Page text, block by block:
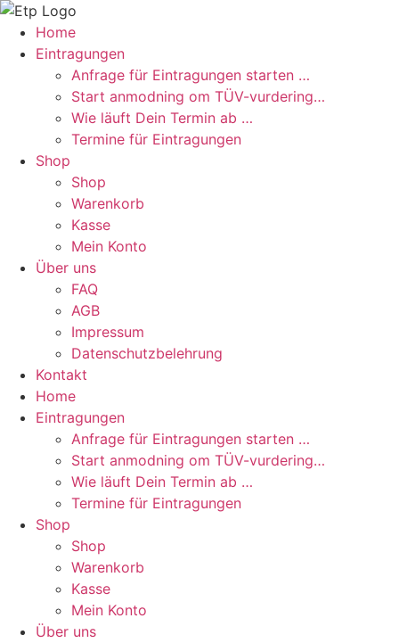
Zum
Inhalt
springen
Home
Eintragungen
Anfrage für Eintragungen starten …
Start anmodning om TÜV-vurdering…
Wie läuft Dein Termin ab …
Termine für Eintragungen
Shop
Shop
Warenkorb
Kasse
Mein Konto
Über uns
FAQ
AGB
Impressum
Datenschutzbelehrung
Kontakt
Home
Eintragungen
Anfrage für Eintragungen starten …
Start anmodning om TÜV-vurdering…
Wie läuft Dein Termin ab …
Termine für Eintragungen
Shop
Shop
Warenkorb
Kasse
Mein Konto
Über uns